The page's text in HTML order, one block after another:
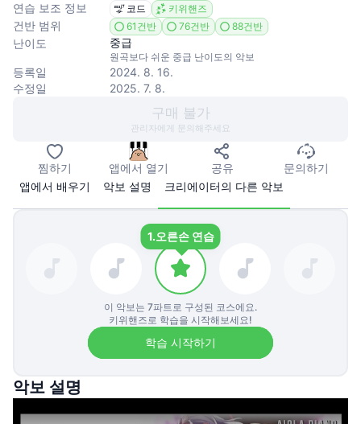
연습 보조 정보 코드 키위핸즈
건반 범위 61건반 76건반 88건반
난이도 중급
원곡보다 쉬운 중급 난이도의 악보
등록일
2024. 8. 16.
수정일
2025. 7. 8.
구매 불가
관리자에게 문의해주세요
찜하기 앱에서 열기 공유
문의하기
앱에서 배우기
악보 설명 크리에이터의 다른 악보
1.오른손 연습
이 악보는 7파트로 구성된 코스에요.
키위핸즈로 학습을 시작해보세요!
학습 시작하기
악보 설명